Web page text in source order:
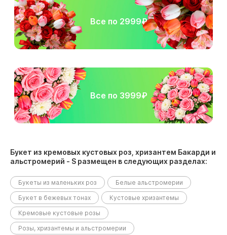
Все по 2999₽
Все по 3999₽
Букет из кремовых кустовых роз, хризантем Бакарди и
альстромерий - S размещен в следующих разделах:
Букеты из маленьких роз
Белые альстромерии
Букет в бежевых тонах
Кустовые хризантемы
Кремовые кустовые розы
Розы, хризантемы и альстромерии